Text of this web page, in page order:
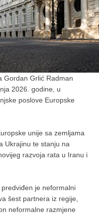
Gordan Grlić Radman
2026. godine, u
poslove Europske
unije sa zemljama
Ukrajinu te stanju na
razvoja rata u Iranu i
je neformalni
šest partnera iz regije,
neformalne razmjene